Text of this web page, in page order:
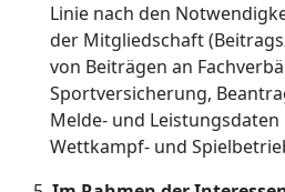
Linie nach den
der Mitgliedschaft
von Beiträgen an
Sportversicherung,
Melde- und Leistungsdaten
Wettkampf- und